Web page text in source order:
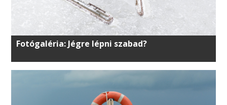
Fotógaléria: Jégre lépni szabad?